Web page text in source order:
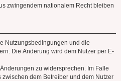
zwingendem nationalem Recht bleiben
Nutzungsbedingungen und die
Die Änderung wird dem Nutzer per E-
zu widersprechen. Im Falle
dem Betreiber und dem Nutzer